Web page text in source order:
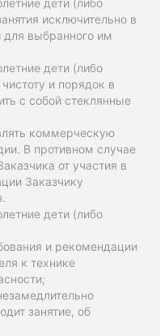
дети (либо
исключительно в
выбранного им
дети (либо
и порядок в
с собой стеклянные
коммерческую
В противном случае
от участия в
Заказчику
дети (либо
и рекомендации
к технике
занятие, об